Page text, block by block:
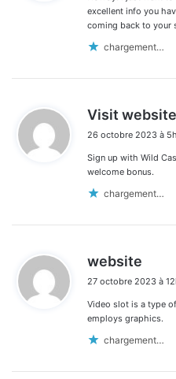
:
excellent info you
coming back to your
chargement…
Visit website
26 octobre 2023 à
Sign up with Wild
welcome bonus.
chargement…
website
t
:
27 octobre 2023 à
Video slot is a type
employs graphics.
chargement…